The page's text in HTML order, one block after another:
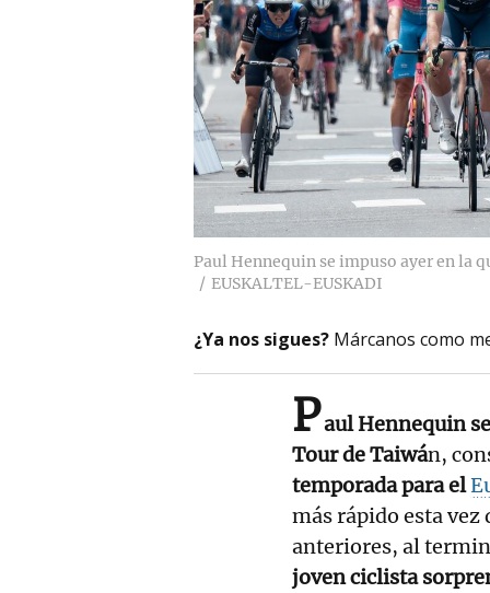
Paul Hennequin se impuso ayer en la
EUSKALTEL-EUSKADI
¿Ya nos sigues? Márcanos como
Paul Hennequin
Tour de Taiwán,
temporada para el
más rápido esta
anteriores, al
joven ciclista